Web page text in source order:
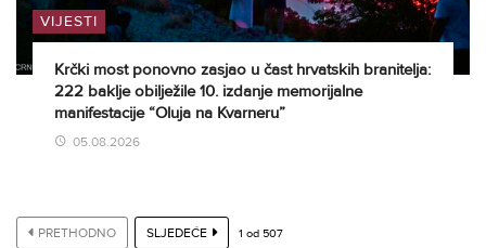
VIJESTI
Krčki most ponovno zasjao u čast hrvatskih branitelja:
222 baklje obilježile 10. izdanje memorijalne
manifestacije “Oluja na Kvarneru”
05.08.2026
PRETHODNO SLJEDEĆE 1 od 507